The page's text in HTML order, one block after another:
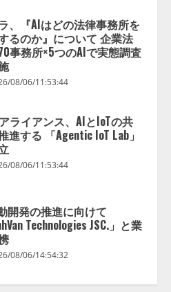
、『AIはどの法律事務所を
るのか』について 企業法
事務所×5つのAIで実態調査
08/06/11:53:44
アライアンス、AIとIoTの共
進する 「Agentic IoT Lab」
08/06/11:53:44
開発の推進に向けて
Technologies JSC.」と業
08/06/14:54:32